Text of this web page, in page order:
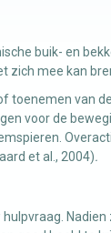
buik- en
zich mee kan
van de
voor de
et al., 2004).